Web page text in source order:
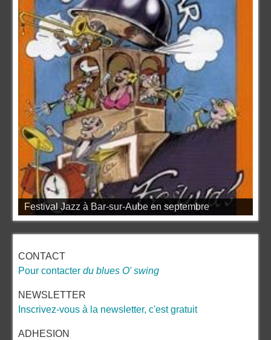
Festival Jazz à Bar-sur-Aube en septembre
CONTACT
Pour contacter du blues O' swing
NEWSLETTER
Inscrivez-vous à la newsletter, c'est gratuit
ADHESION